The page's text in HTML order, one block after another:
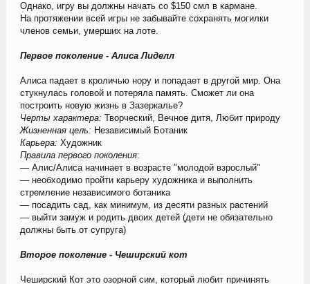
Однако, игру вы должны начать со $150 смл в кармане.
На протяжении всей игры не забывайте сохранять могилки
членов семьи, умерших на лоте.
Первое поколение - Алиса Лиделл
Алиса падает в кроличью нору и попадает в другой мир. Она
стукнулась головой и потеряла память. Сможет ли она
построить новую жизнь в Зазеркалье?
Черты характера: Творческий, Вечное дитя, Любит природу
Жизненная цель: Независимый Ботаник
Карьера: Художник
Правила первого поколения:
— Алис/Алиса начинает в возрасте "молодой взрослый"
— необходимо пройти карьеру художника и выполнить
стремление независимого ботаника
— посадить сад, как минимум, из десяти разных растений
— выйти замуж и родить двоих детей (дети не обязательно
должны быть от супруга)
Второе поколение - Чеширский кот
Чеширский Кот это озорной сим, который любит причинять